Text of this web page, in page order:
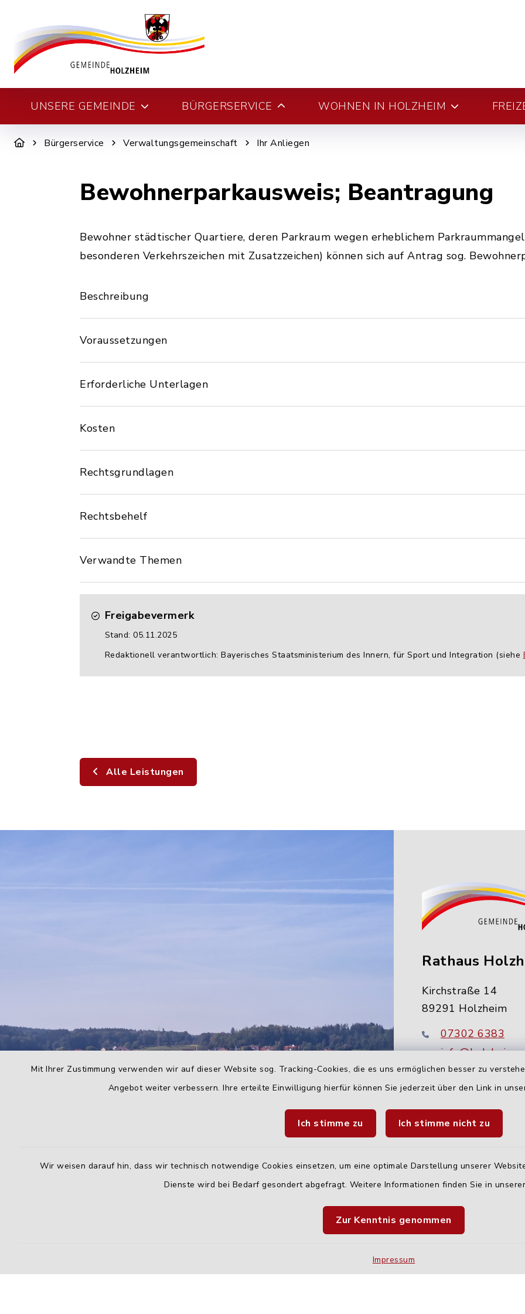
Mit Ihrer Zustimmung verwenden wir auf dieser Website sog. Tracking-Cookies, die es uns ermöglichen besser zu
Angebot weiter verbessern. Ihre erteilte Einwilligung hierfür können Sie jederzeit über den Link in
Ich stimme zu Ich stimme nicht zu
Wir weisen darauf hin, dass wir technisch notwendige Cookies einsetzen, um eine optimale Darstellung unserer
Dienste wird bei Bedarf gesondert abgefragt. Weitere Informationen finden Sie in
Zur Kenntnis genommen
Impressum
UNSERE GEMEINDE BÜRGERSERVICE WOHNEN IN HOLZHEIM
Bürgerservice Verwaltungsgemeinschaft Ihr Anliegen
Bewohnerparkausweis; Beantragung
Bewohner städtischer Quartiere, deren Parkraum wegen erheblichem
besonderen Verkehrszeichen mit Zusatzzeichen) können sich auf Antrag sog.
Beschreibung
Voraussetzungen
Erforderliche Unterlagen
Kosten
Rechtsgrundlagen
Rechtsbehelf
Verwandte Themen
Freigabevermerk
Stand: 05.11.2025
Redaktionell verantwortlich: Bayerisches Staatsministerium des Innern, für Sport und Integration (siehe
Alle Leistungen
Rathaus
Kirchstraße 14
89291 Holzheim
07302 6383
info@holzheim-
Landratsamt Neu-